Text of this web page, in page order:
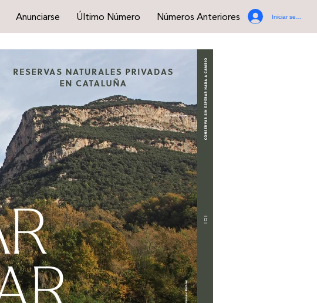
Anunciarse Último Número Números Anteriores Iniciar sesión